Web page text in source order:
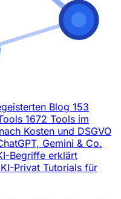
Blog 153
1672 Tools im
Kosten und DSGVO
Gemini & Co.
Begriffe erklärt
KI-Privat Tutorials für